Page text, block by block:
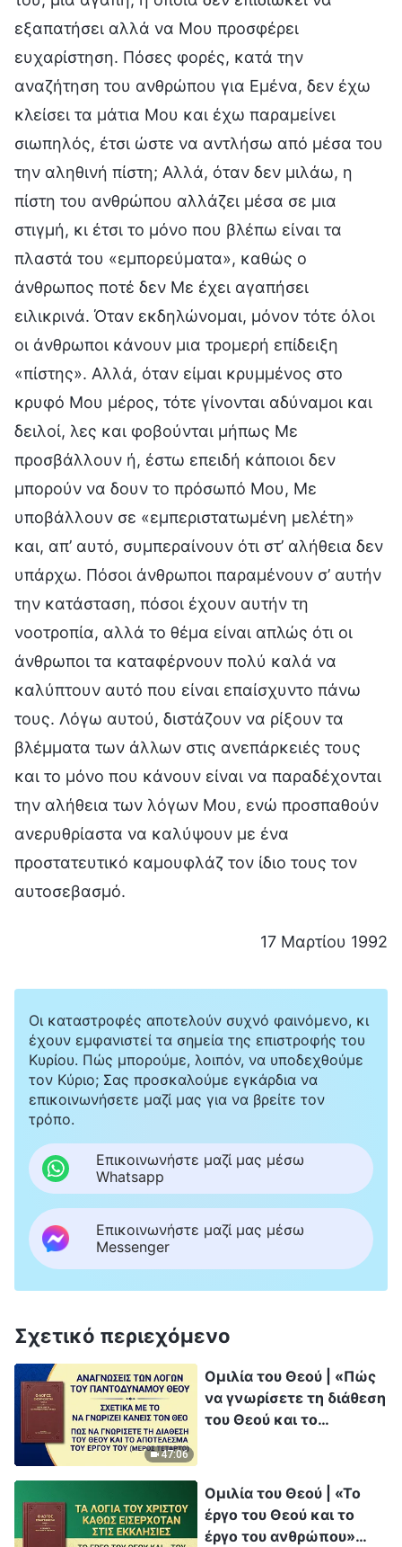
εξαπατήσει αλλά να Μου προσφέρει
ευχαρίστηση. Πόσες φορές, κατά την
αναζήτηση του ανθρώπου για Εμένα, δεν έχω
κλείσει τα μάτια Μου και έχω παραμείνει
σιωπηλός, έτσι ώστε να αντλήσω από μέσα του
την αληθινή πίστη; Αλλά, όταν δεν μιλάω, η
πίστη του ανθρώπου αλλάζει μέσα σε μια
στιγμή, κι έτσι το μόνο που βλέπω είναι τα
πλαστά του «εμπορεύματα», καθώς ο
άνθρωπος ποτέ δεν Με έχει αγαπήσει
ειλικρινά. Όταν εκδηλώνομαι, μόνον τότε όλοι
οι άνθρωποι κάνουν μια τρομερή επίδειξη
«πίστης». Αλλά, όταν είμαι κρυμμένος στο
κρυφό Μου μέρος, τότε γίνονται αδύναμοι και
δειλοί, λες και φοβούνται μήπως Με
προσβάλλουν ή, έστω επειδή κάποιοι δεν
μπορούν να δουν το πρόσωπό Μου, Με
υποβάλλουν σε «εμπεριστατωμένη μελέτη»
και, απ’ αυτό, συμπεραίνουν ότι στ’ αλήθεια δεν
υπάρχω. Πόσοι άνθρωποι παραμένουν σ’ αυτήν
την κατάσταση, πόσοι έχουν αυτήν τη
νοοτροπία, αλλά το θέμα είναι απλώς ότι οι
άνθρωποι τα καταφέρνουν πολύ καλά να
καλύπτουν αυτό που είναι επαίσχυντο πάνω
τους. Λόγω αυτού, διστάζουν να ρίξουν τα
βλέμματα των άλλων στις ανεπάρκειές τους
και το μόνο που κάνουν είναι να παραδέχονται
την αλήθεια των λόγων Μου, ενώ προσπαθούν
ανερυθρίαστα να καλύψουν με ένα
προστατευτικό καμουφλάζ τον ίδιο τους τον
αυτοσεβασμό.
17 Μαρτίου 1992
Οι καταστροφές αποτελούν συχνό φαινόμενο, κι
έχουν εμφανιστεί τα σημεία της επιστροφής του
Κυρίου. Πώς μπορούμε, λοιπόν, να υποδεχθούμε
τον Κύριο; Σας προσκαλούμε εγκάρδια να
επικοινωνήσετε μαζί μας για να βρείτε τον
τρόπο.
Επικοινωνήστε μαζί μας μέσω
Whatsapp
Επικοινωνήστε μαζί μας μέσω
Messenger
Σχετικό περιεχόμενο
47:06
Ομιλία του Θεού | «Πώς
να γνωρίσετε τη διάθεση
του Θεού και το
Ομιλία του Θεού | «Το
έργο του Θεού και το
έργο του ανθρώπου»